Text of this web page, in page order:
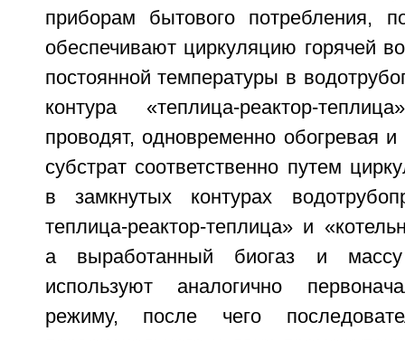
приборам бытового потребления,
обеспечивают циркуляцию горячей
постоянной температуры в
контура «теплица-реактор-
проводят, одновременно обогревая
субстрат соответственно путем
в замкнутых контурах
теплица-реактор-теплица» и
а выработанный биогаз и
используют аналогично
режиму, после чего